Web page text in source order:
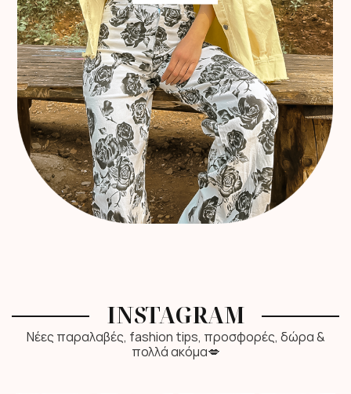
INSTAGRAM
Νέες παραλαβές, fashion tips, προσφορές, δώρα &
πολλά ακόμα💋